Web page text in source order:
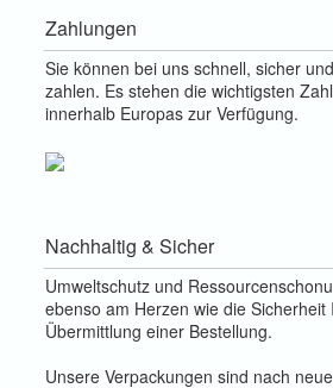
Zahlungen
Sie können bei uns schnell, sicher
zahlen. Es stehen die wichtigsten
innerhalb Europas zur Verfügung.
Nachhaltig & Sicher
Umweltschutz und
ebenso am Herzen wie die
Übermittlung einer Bestellung.
Unsere Verpackungen sind nach